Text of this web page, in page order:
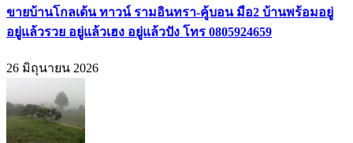
ขายบ้านโกลเด้น ทาวน์ รามอินทรา-คู้บอน มือ2 บ้านพร้อมอยู่
อยู่แล้วรวย อยู่แล้วเฮง อยู่แล้วปัง โทร 0805924659
26 มิถุนายน 2026